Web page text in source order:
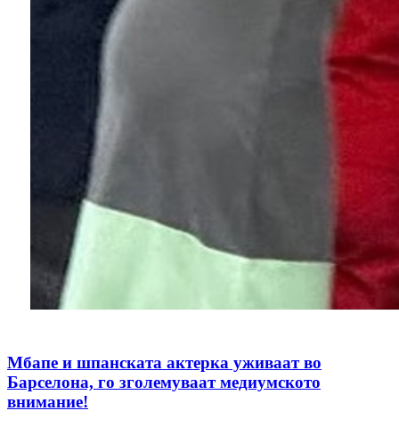
Мбапе и шпанската актерка уживаат во
Барселона, го зголемуваат медиумското
внимание!